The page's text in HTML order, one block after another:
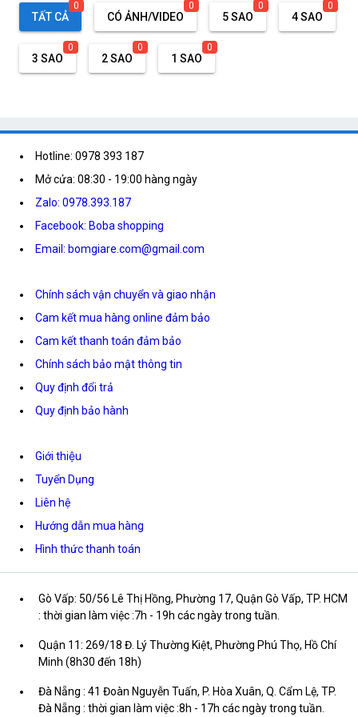
TẤT CẢ
0
CÓ ẢNH/VIDEO
0
5 SAO
0
4 SAO
0
3 SAO
0
2 SAO
0
1 SAO
0
Hotline: 0978 393 187
Mở cửa: 08:30 - 19:00 hàng ngày
Zalo: 0978.393.187
Facebook: Boba shopping
Email: bomgiare.com@gmail.com
Chính sách vận chuyển và giao nhận
Cam kết mua hàng online đảm bảo
Cam kết thanh toán đảm bảo
Chính sách bảo mật thông tin
Quy định đổi trả
Quy định bảo hành
Giới thiệu
Tuyển Dụng
Liên hệ
Hướng dẫn mua hàng
Hình thức thanh toán
Gò Vấp: 50/56 Lê Thị Hồng, Phường 17, Quận Gò Vấp, TP. HCM
: thời gian làm việc :7h - 19h các ngày trong tuần.
Quận 11: 269/18 Đ. Lý Thường Kiệt, Phường Phú Thọ, Hồ Chí
Minh (8h30 đến 18h)
Đà Nẵng : 41 Đoàn Nguyễn Tuấn, P. Hòa Xuân, Q. Cẩm Lệ, TP.
Đà Nẵng : thời gian làm việc :8h - 17h các ngày trong tuần.